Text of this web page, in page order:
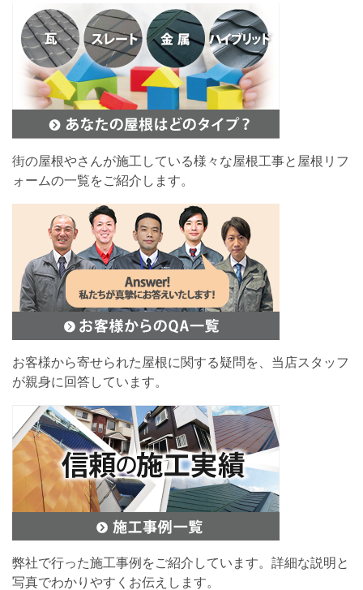
街の屋根やさんが施工している様々な屋根工事と屋根リフ
ォームの一覧をご紹介します。
お客様から寄せられた屋根に関する疑問を、当店スタッフ
が親身に回答しています。
弊社で行った施工事例をご紹介しています。詳細な説明と
写真でわかりやすくお伝えします。